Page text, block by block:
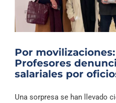
Por
Profesores
salariales por
Una sorpresa se han llevado